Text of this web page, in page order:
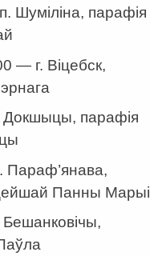
Шуміліна, парафія
— г. Віцебск,
парафія
Параф’янава,
Панны Марыі